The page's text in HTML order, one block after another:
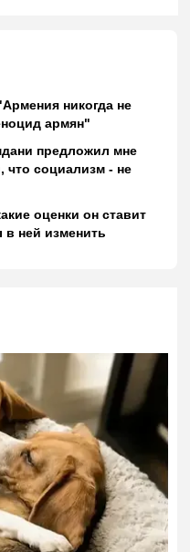
никогда не
армян"
предложил мне
что социализм - не
оценки он ставит
в ней изменить